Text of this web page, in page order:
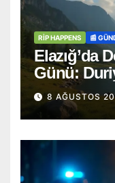
RİP HAPPENS 📰
Elazığ’da
Günü:
Uğurlandı
8 AĞUSTOS